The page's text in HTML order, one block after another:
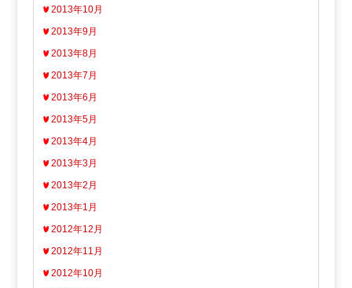
2013年10月
2013年9月
2013年8月
2013年7月
2013年6月
2013年5月
2013年4月
2013年3月
2013年2月
2013年1月
2012年12月
2012年11月
2012年10月